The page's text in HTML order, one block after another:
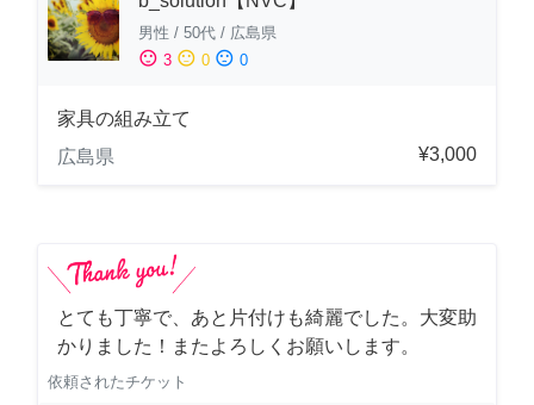
男性 / 50代 / 広島県
sentiment_satisfied 3 sentiment_neutral 0 sentiment_dissatisfied 0
家具の組み立て
広島県
¥3,000
とても丁寧で、あと片付けも綺麗でした。大変助
かりました！またよろしくお願いします。
依頼されたチケット